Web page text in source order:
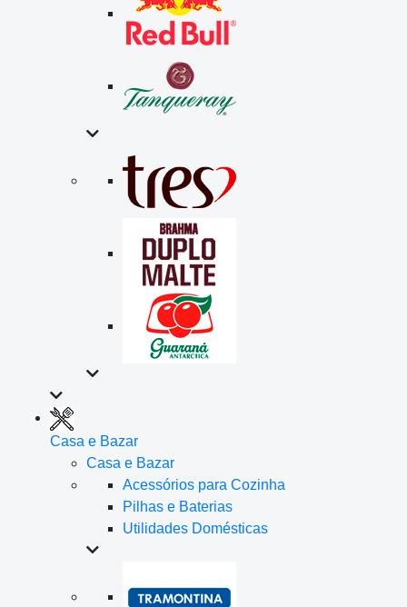
Casa e Bazar
Casa e Bazar
Acessórios para Cozinha
Pilhas e Baterias
Utilidades Domésticas